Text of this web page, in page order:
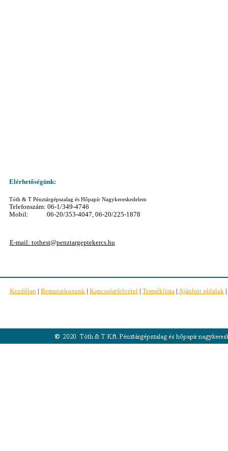
Kezdőlap | Bemutatkozunk | Kapcsolatfelvétel | Terméklista | Ajánlott oldalak |
Elérhetőségünk:
Tóth & T Pénztárgépszalag és Hőpapír Nagykereskedelem
Telefonszám: 06-1/349-4746
Mobil: 06-20/353-4047, 06-20/225-1878
E-mail: tothest@penztargeptekercs.hu